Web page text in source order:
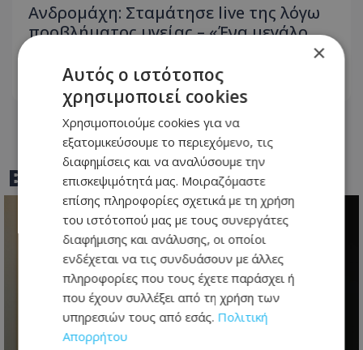
Ανδρομάχη: Σταμάτησε live της λόγω
προβλήματος υγείας – «Ένα μεγάλο
07.08.2026 - 14:01
BEST OFTOTHEMAONLINE
×
Αυτός ο ιστότοπος
χρησιμοποιεί cookies
Χρησιμοποιούμε cookies για να
εξατομικεύσουμε το περιεχόμενο, τις
διαφημίσεις και να αναλύσουμε την
επισκεψιμότητά μας. Μοιραζόμαστε
επίσης πληροφορίες σχετικά με τη χρήση
του ιστότοπού μας με τους συνεργάτες
διαφήμισης και ανάλυσης, οι οποίοι
ενδέχεται να τις συνδυάσουν με άλλες
πληροφορίες που τους έχετε παράσχει ή
που έχουν συλλέξει από τη χρήση των
υπηρεσιών τους από εσάς. Πολιτική
Απορρήτου